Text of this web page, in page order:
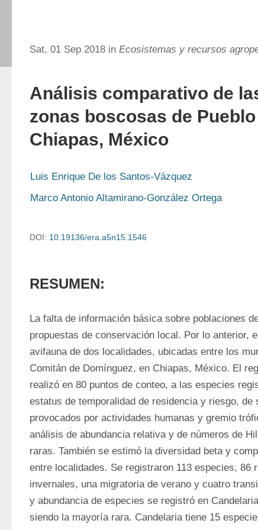
Sat, 01 Sep 2018 in Ecosistemas y recursos
Análisis comparativo de
zonas boscosas de
Chiapas, México
Luis Enrique De los Santos-Vázquez
Marco Antonio Altamirano-González Ortega
DOI: 10.19136/era.a5n15.1546
RESUMEN:
La falta de información básica sobre poblaciones
propuestas de conservación local. Por lo anterior,
avifauna de dos localidades, ubicadas entre los
Comitán de Domínguez, en Chiapas, México. El
realizó en 80 puntos de conteo, a las especies
estatus de temporalidad de residencia y riesgo, de
provocados por actividades humanas y gremio
análisis de abundancia relativa y de números de
raras. También se estimó la diversidad beta y
entre localidades. Se registraron 113 especies, 86
invernales, una migratoria de verano y cuatro
y abundancia de especies se registró en
siendo la mayoría rara. Candelaria tiene 15